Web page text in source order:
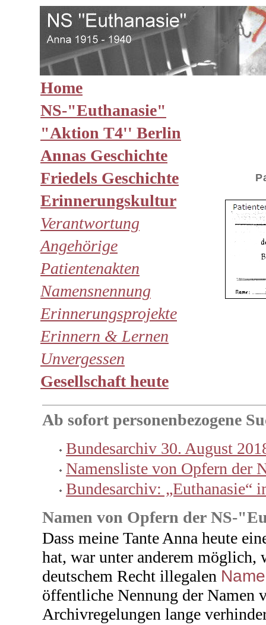
Home
NS-"Euthanasie"
"Aktion T4'' Berlin
Annas Geschichte
Friedels Geschichte
Erinnerungskultur
Verantwortung
Angehörige
Patientenakten
Namensnennung
Erinnerungsprojekte
Erinnern & Lernen
Unvergessen
Gesellschaft heute
Ab sofort personenbezogene
Bundesarchiv 30. August
Namensliste von Opfern der
Bundesarchiv: „Euthanasie“
Namen von Opfern der NS-
Dass meine Tante Anna heute
hat, war unter anderem möglich,
deutschem Recht illegalen
öffentliche Nennung der Namen
Archivregelungen lange